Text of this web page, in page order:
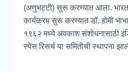
(अणुभट्टी) सुरू करण्यात आला.
कार्यक्रम सुरू करण्यात डॉ. होमी
१९६२ मध्ये अवकाश संशोधनासाठी
स्पेस रिसर्च या समितीची स्थापना